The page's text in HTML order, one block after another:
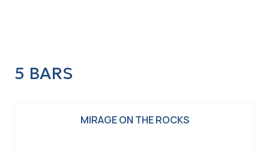
5 BARS
MIRAGE ON THE ROCKS